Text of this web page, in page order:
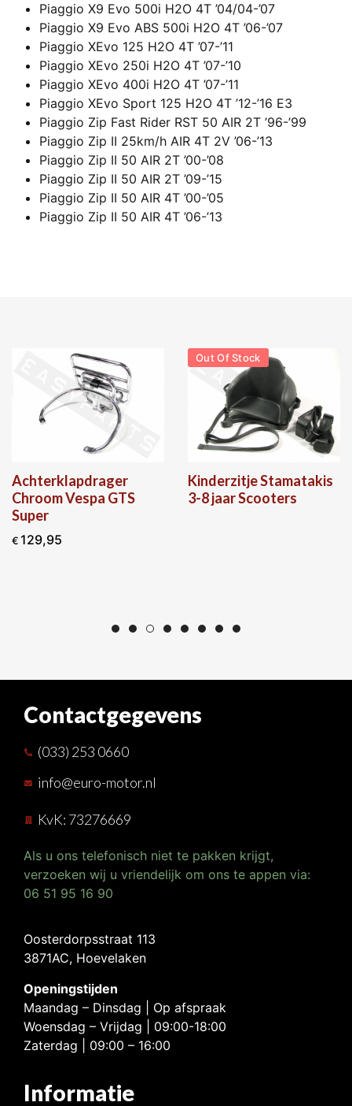
Piaggio X9 Evo 500i H2O 4T ’04/04-’07
Piaggio X9 Evo ABS 500i H2O 4T ’06-’07
Piaggio XEvo 125 H2O 4T ’07-’11
Piaggio XEvo 250i H2O 4T ’07-’10
Piaggio XEvo 400i H2O 4T ’07-’11
Piaggio XEvo Sport 125 H2O 4T ’12-’16 E3
Piaggio Zip Fast Rider RST 50 AIR 2T ’96-’99
Piaggio Zip II 25km/h AIR 4T 2V ’06-’13
Piaggio Zip II 50 AIR 2T ’00-’08
Piaggio Zip II 50 AIR 2T ’09-’15
Piaggio Zip II 50 AIR 4T ’00-’05
Piaggio Zip II 50 AIR 4T ’06-’13
Achterklapdrager
Chroom Vespa GTS
Super
€ 129,95
Out Of Stock
Kinderzitje Stamatakis
3-8 jaar Scooters
Contactgegevens
(033) 253 0660
info@euro-motor.nl
KvK: 73276669
Als u ons telefonisch niet te pakken krijgt,
verzoeken wij u vriendelijk om ons te appen via:
06 51 95 16 90
Oosterdorpsstraat 113
3871AC, Hoevelaken
Openingstijden
Maandag – Dinsdag | Op afspraak
Woensdag – Vrijdag | 09:00-18:00
Zaterdag | 09:00 – 16:00
Informatie